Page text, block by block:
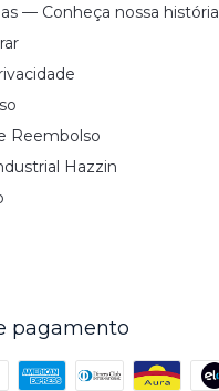
— Conheça nossa história
Reembolso
Hazzin
pagamento